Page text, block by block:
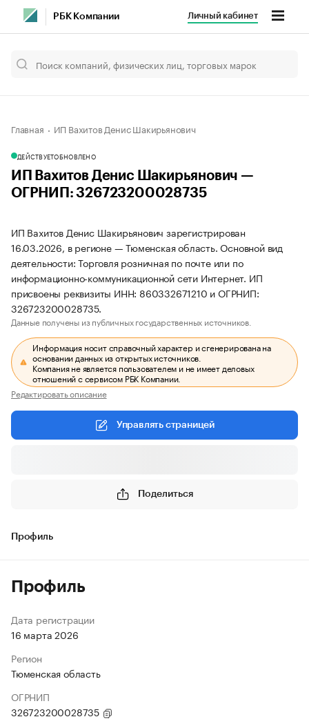
РБК Компании Личный кабинет
Главная ИП Вахитов Денис Шакирьянович
ДЕЙСТВУЕТОБНОВЛЕНО
ИП Вахитов Денис Шакирьянович —
ОГРНИП: 326723200028735
ИП Вахитов Денис Шакирьянович зарегистрирован
16.03.2026, в регионе — Тюменская область. Основной вид
деятельности: Торговля розничная по почте или по
информационно-коммуникационной сети Интернет. ИП
присвоены реквизиты ИНН: 860332671210 и ОГРНИП:
326723200028735.
Данные получены из публичных государственных источников.
Информация носит справочный характер и сгенерирована на
основании данных из открытых источников.
Компания не является пользователем и не имеет деловых
отношений с сервисом РБК Компании.
Редактировать описание
Управлять страницей
Поделиться
Профиль
Профиль
Дата регистрации
16 марта 2026
Регион
Тюменская область
ОГРНИП
326723200028735